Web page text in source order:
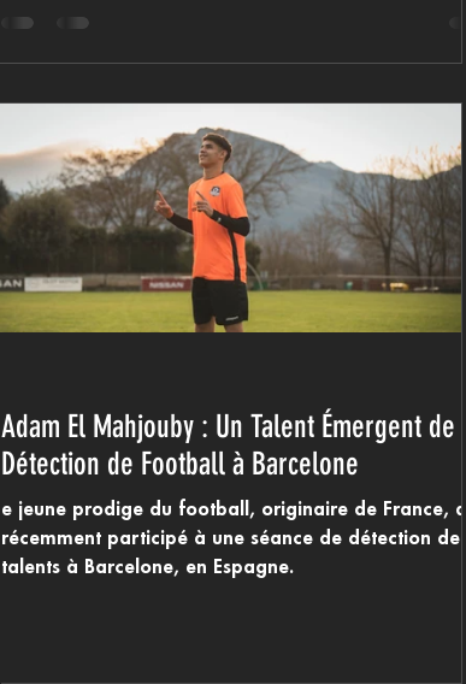
Adam El Mahjouby : Un Talent Émergent de la
Détection de Football à Barcelone
e jeune prodige du football, originaire de France, a
récemment participé à une séance de détection de
talents à Barcelone, en Espagne.